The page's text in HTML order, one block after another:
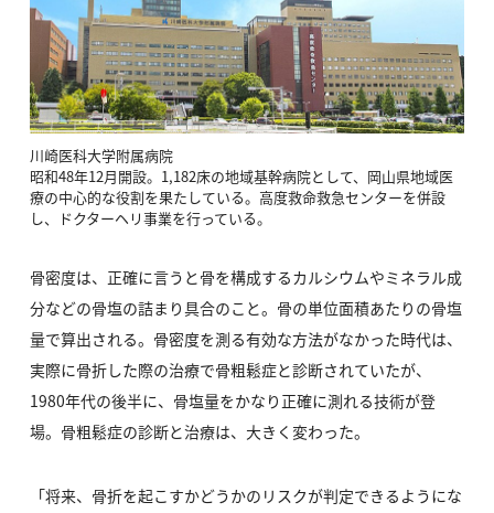
川崎医科大学附属病院
昭和48年12月開設。1,182床の地域基幹病院として、岡山県地域医
療の中心的な役割を果たしている。高度救命救急センターを併設
し、ドクターヘリ事業を行っている。
骨密度は、正確に言うと骨を構成するカルシウムやミネラル成
分などの骨塩の詰まり具合のこと。骨の単位面積あたりの骨塩
量で算出される。骨密度を測る有効な方法がなかった時代は、
実際に骨折した際の治療で骨粗鬆症と診断されていたが、
1980年代の後半に、骨塩量をかなり正確に測れる技術が登
場。骨粗鬆症の診断と治療は、大きく変わった。
「将来、骨折を起こすかどうかのリスクが判定できるようにな